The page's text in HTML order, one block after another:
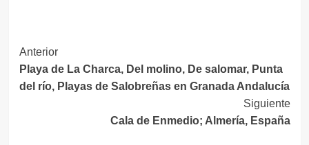
Navegación
de
entradas
Anterior
Playa de La Charca, Del molino, De salomar, Punta
del río, Playas de Salobreñas en Granada Andalucía
Siguiente
Cala de Enmedio; Almería, España